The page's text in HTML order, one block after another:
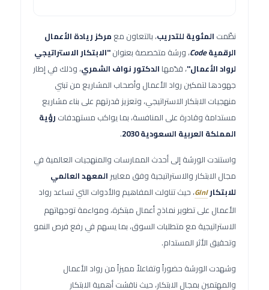
نظّمت المئوية للتدريب، بالتعاون مع مركز ريادة الأعمال
الرقميةCode، ورشة متخصصة بعنوان"الابتكار الاستراتيجي
لرواد الأعمال"، قدّمها الدكتور نواف الشمري، وذلك في إطار
جهودها لتمكين رواد الأعمال وأصحاب المشاريع من تبني
منهجيات الابتكار الاستراتيجي، وتعزيز قدرتهم على بناء مشاريع
مستدامة وقادرة على المنافسة، بما يواكب مستهدفات رؤية
المملكة العربية السعودية 2030
.
واستندت الورشة إلى أحدث الممارسات والمنهجيات العالمية في
مجال الابتكار والاستراتيجية وفق معايير المعهد العالمي
للابتكارGInI، حيث تناولت المفاهيم والأدوات التي تساعد رواد
الأعمال على تطوير نماذج أعمال مبتكرة، ومواءمة توجهاتهم
الاستراتيجية مع متطلبات السوق، بما يسهم في رفع فرص النمو
وتحقيق الأثر المستدام.
وشهدت الورشة حضوراً وتفاعلاً مميزاً من رواد الأعمال
والمهتمين بمجال الابتكار، حيث ناقشت أهمية الابتكار